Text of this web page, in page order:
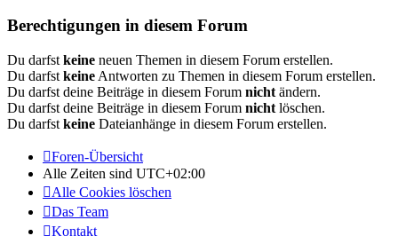
Berechtigungen in diesem Forum
Du darfst keine neuen Themen in diesem Forum erstellen.
Du darfst keine Antworten zu Themen in diesem Forum erstellen.
Du darfst deine Beiträge in diesem Forum nicht ändern.
Du darfst deine Beiträge in diesem Forum nicht löschen.
Du darfst keine Dateianhänge in diesem Forum erstellen.
Foren-Übersicht
Alle Zeiten sind UTC+02:00
Alle Cookies löschen
Das Team
Kontakt